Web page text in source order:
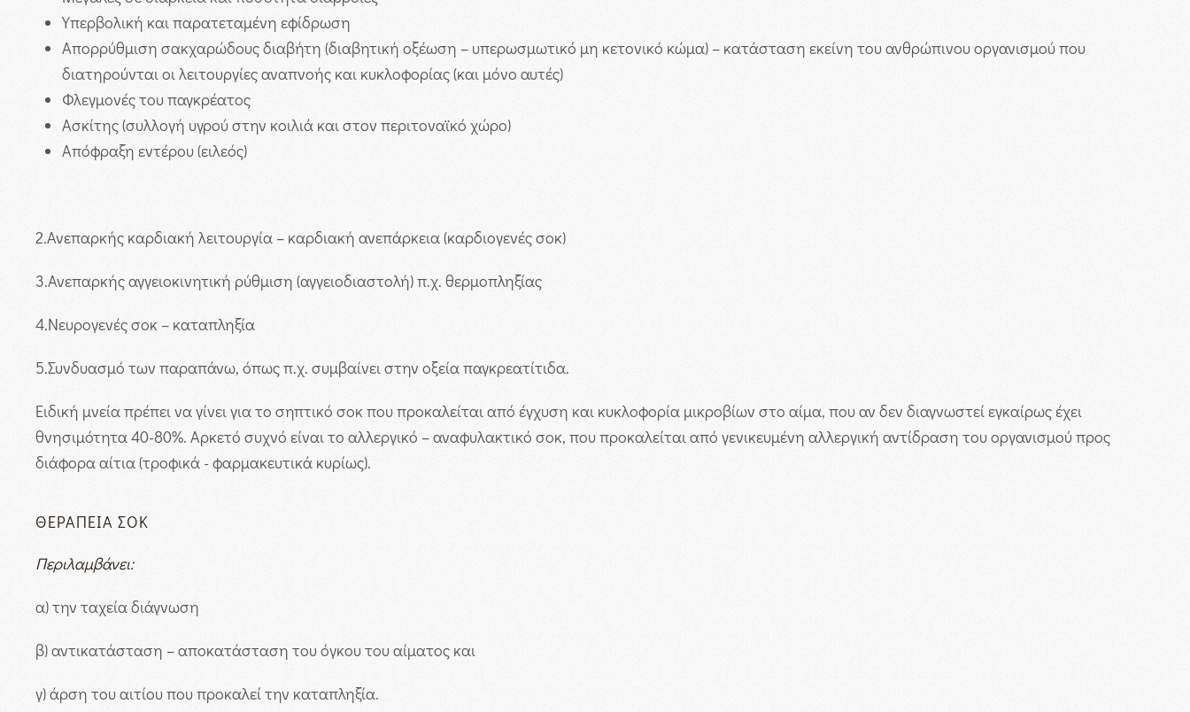
Υπερβολική και παρατεταμένη εφίδρωση
Απορρύθμιση σακχαρώδους διαβήτη (διαβητική οξέωση – υπερωσμωτικό μη κετονικό κώμα) – κατάσταση εκείνη του ανθρώπινου οργανισμού που
διατηρούνται οι λειτουργίες αναπνοής και κυκλοφορίας (και μόνο αυτές)
Φλεγμονές του παγκρέατος
Ασκίτης (συλλογή υγρού στην κοιλιά και στον περιτοναϊκό χώρο)
Απόφραξη εντέρου (ειλεός)
2.Ανεπαρκής καρδιακή λειτουργία – καρδιακή ανεπάρκεια (καρδιογενές σοκ)
3.Ανεπαρκής αγγειοκινητική ρύθμιση (αγγειοδιαστολή) π.χ. θερμοπληξίας
4.Νευρογενές σοκ – καταπληξία
5.Συνδυασμό των παραπάνω, όπως π.χ. συμβαίνει στην οξεία παγκρεατίτιδα.
Ειδική μνεία πρέπει να γίνει για το σηπτικό σοκ που προκαλείται από έγχυση και κυκλοφορία μικροβίων στο αίμα, που αν δεν διαγνωστεί εγκαίρως έχει
θνησιμότητα 40-80%. Αρκετό συχνό είναι το αλλεργικό – αναφυλακτικό σοκ, που προκαλείται από γενικευμένη αλλεργική αντίδραση του οργανισμού προς
διάφορα αίτια (τροφικά - φαρμακευτικά κυρίως).
ΘΕΡΑΠΕΊΑ ΣΟΚ
Περιλαμβάνει:
α)την ταχεία διάγνωση
β)αντικατάσταση – αποκατάσταση του όγκου του αίματος και
γ)άρση του αιτίου που προκαλεί την καταπληξία.